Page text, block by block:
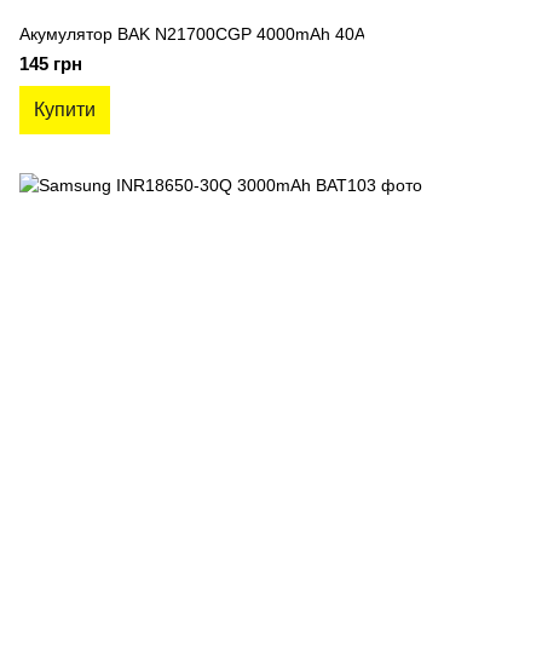
Акумулятор BAK N21700CGP 4000mAh 40A
145 грн
Купити